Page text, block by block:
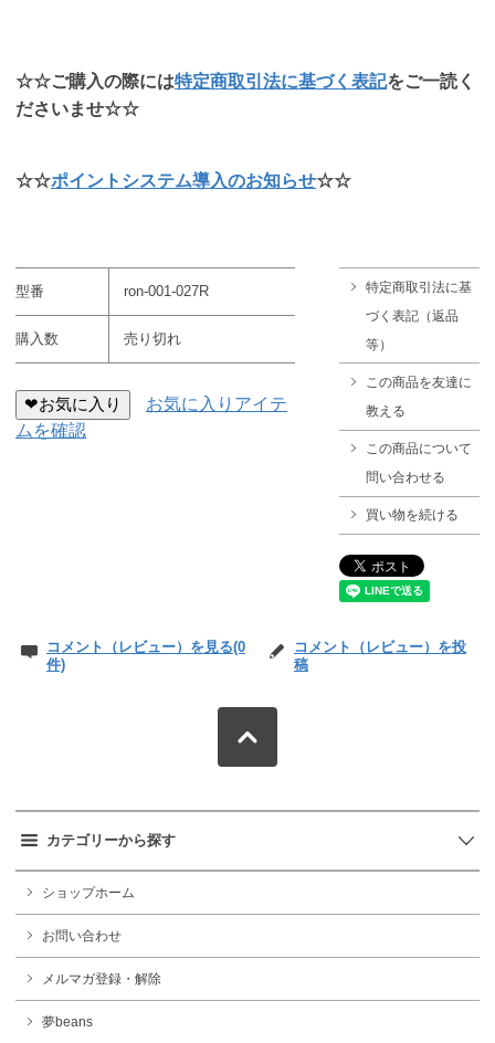
☆☆ご購入の際には特定商取引法に基づく表記をご一読く
ださいませ☆☆
☆☆ポイントシステム導入のお知らせ☆☆
型番 ron-001-027R
購入数 売り切れ
❤お気に入り
お気に入りアイテ
ムを確認
特定商取引法に基
づく表記（返品
等）
この商品を友達に
教える
この商品について
問い合わせる
買い物を続ける
コメント（レビュー）を見る(0
件)
コメント（レビュー）を投
稿
カテゴリーから探す
ショップホーム
お問い合わせ
メルマガ登録・解除
夢beans